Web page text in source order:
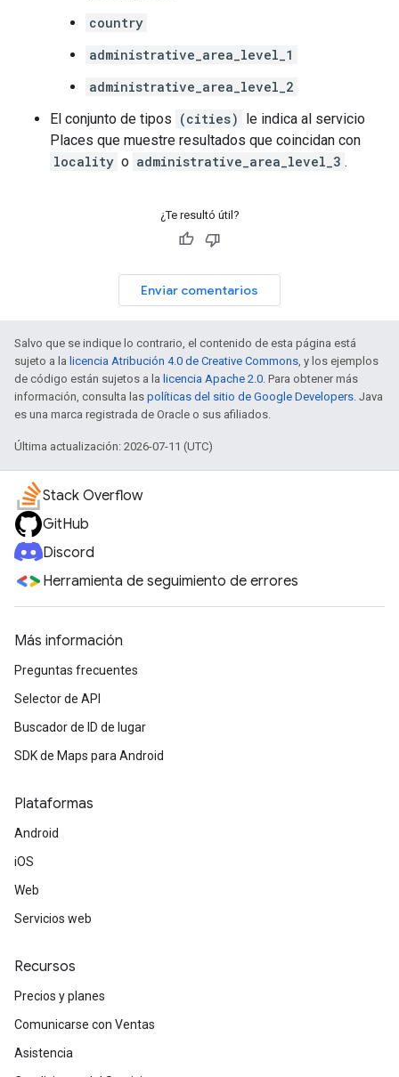
country
administrative_area_level_1
administrative_area_level_2
El conjunto de tipos (cities) le indica al servicio
Places que muestre resultados que coincidan con
locality o administrative_area_level_3 .
¿Te resultó útil?
Enviar comentarios
Salvo que se indique lo contrario, el contenido de esta página está
sujeto a la licencia Atribución 4.0 de Creative Commons, y los ejemplos
de código están sujetos a la licencia Apache 2.0. Para obtener más
información, consulta las políticas del sitio de Google Developers. Java
es una marca registrada de Oracle o sus afiliados.
Última actualización: 2026-07-11 (UTC)
Stack Overflow
GitHub
Discord
Herramienta de seguimiento de errores
Más información
Preguntas frecuentes
Selector de API
Buscador de ID de lugar
SDK de Maps para Android
Plataformas
Android
iOS
Web
Servicios web
Recursos
Precios y planes
Comunicarse con Ventas
Asistencia